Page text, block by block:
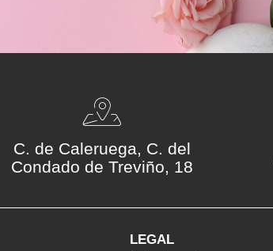
C. de Caleruega, C. del
Condado de Treviño, 18
LEGAL